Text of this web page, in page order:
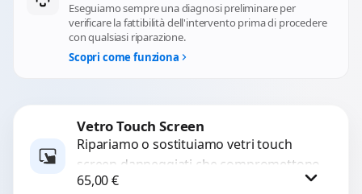
Eseguiamo sempre una diagnosi preliminare per
verificare la fattibilità dell'intervento prima di procedere
con qualsiasi riparazione.
Scopri come funziona
Vetro Touch Screen
Ripariamo o sostituiamo vetri touch
screen danneggiati che compromettono
l’uso del dispositivo. Utilizziamo ricambi
65,00€